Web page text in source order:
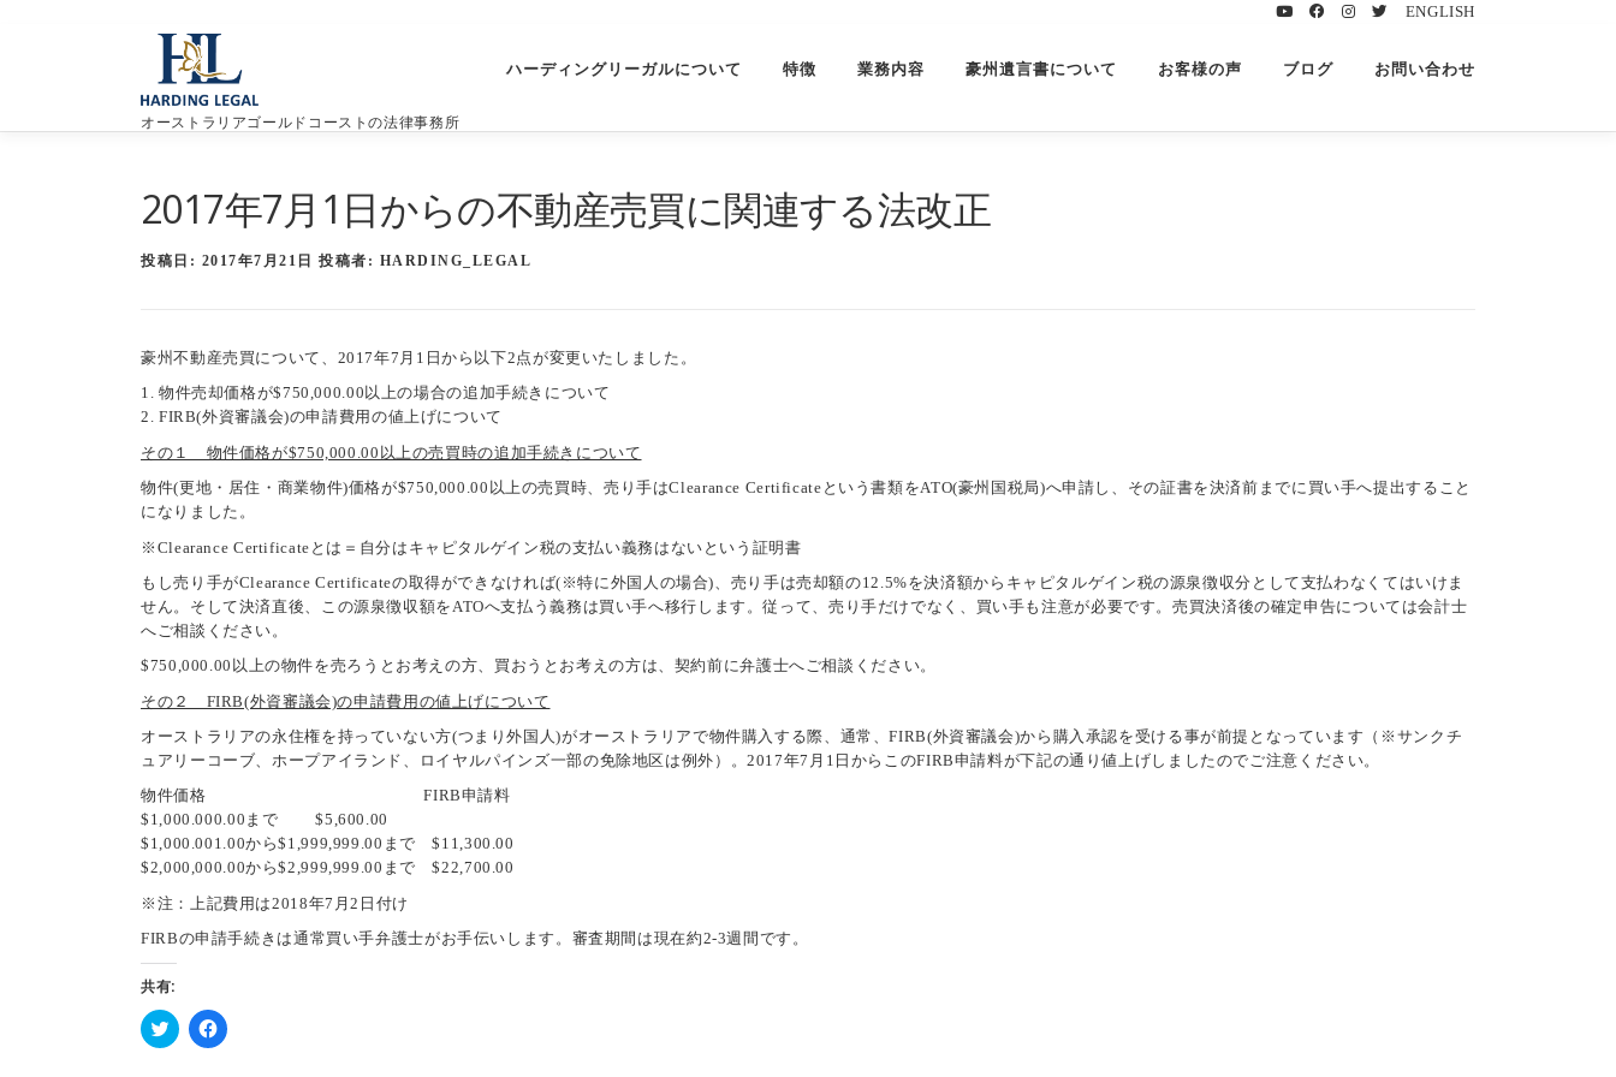
ENGLISH
ツ
オーストラリアゴールドコーストの法律事務所
ハーディングリーガルについて 特徴 業務内容 豪州遺言書について お客様の声 ブログ お問い合わせ
2017年7月1日からの不動産売買に関連する法改正
投稿日: 2017年7月21日 投稿者: HARDING_LEGAL
豪州不動産売買について、2017年7月1日から以下2点が変更いたしました。
1. 物件売却価格が$750,000.00以上の場合の追加手続きについて
2. FIRB(外資審議会)の申請費用の値上げについて
その１ 物件価格が$750,000.00以上の売買時の追加手続きについて
物件(更地・居住・商業物件)価格が$750,000.00以上の売買時、売り手はClearance Certificateという書類をATO(豪州国税局)へ申請し、その証書を決済前までに買い手へ提出すること
になりました。
※Clearance Certificateとは＝自分はキャピタルゲイン税の支払い義務はないという証明書
もし売り手がClearance Certificateの取得ができなければ(※特に外国人の場合)、売り手は売却額の12.5%を決済額からキャピタルゲイン税の源泉徴収分として支払わなくてはいけま
せん。そして決済直後、この源泉徴収額をATOへ支払う義務は買い手へ移行します。従って、売り手だけでなく、買い手も注意が必要です。売買決済後の確定申告については会計士
へご相談ください。
$750,000.00以上の物件を売ろうとお考えの方、買おうとお考えの方は、契約前に弁護士へご相談ください。
その２ FIRB(外資審議会)の申請費用の値上げについて
オーストラリアの永住権を持っていない方(つまり外国人)がオーストラリアで物件購入する際、通常、FIRB(外資審議会)から購入承認を受ける事が前提となっています（※サンクチ
ュアリーコーブ、ホープアイランド、ロイヤルパインズ一部の免除地区は例外）。2017年7月1日からこのFIRB申請料が下記の通り値上げしましたのでご注意ください。
物件価格 FIRB申請料
$1,000.000.00まで $5,600.00
$1,000.001.00から$1,999,999.00まで $11,300.00
$2,000,000.00から$2,999,999.00まで $22,700.00
※注：上記費用は2018年7月2日付け
FIRBの申請手続きは通常買い手弁護士がお手伝いします。審査期間は現在約2-3週間です。
共有:
ク F